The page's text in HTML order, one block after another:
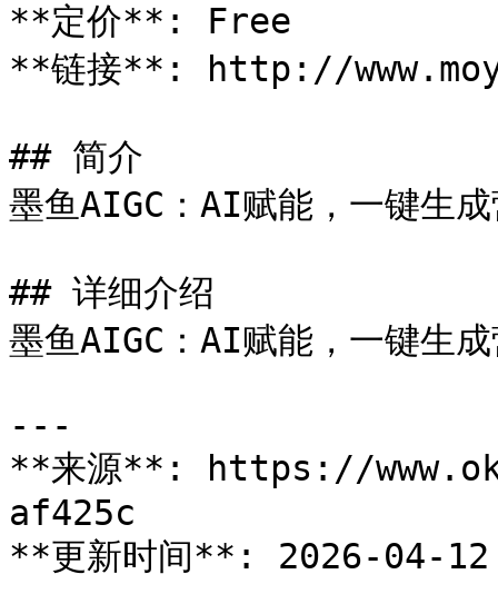
**定价**: Free
**链接**: http://
## 简介
墨鱼AIGC：AI赋能，一键生
## 详细介绍
墨鱼AIGC：AI赋能，一键生
---
**来源**: https://
af425c
**更新时间**: 2026-04-